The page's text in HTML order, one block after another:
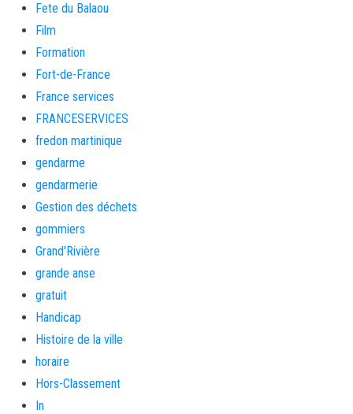
Fete du Balaou
Film
Formation
Fort-de-France
France services
FRANCESERVICES
fredon martinique
gendarme
gendarmerie
Gestion des déchets
gommiers
Grand'Rivière
grande anse
gratuit
Handicap
Histoire de la ville
horaire
Hors-Classement
In